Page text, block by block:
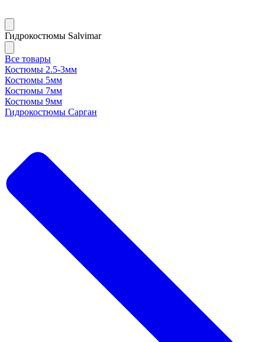
Гидрокостюмы Salvimar
Все товары
Костюмы 2.5-3мм
Костюмы 5мм
Костюмы 7мм
Костюмы 9мм
Гидрокостюмы Сарган